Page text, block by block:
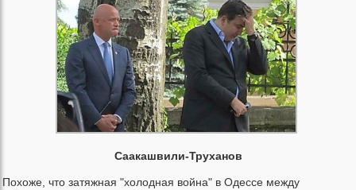
Саакашвили-Труханов
Похоже, что затяжная "холодная война" в Одессе между